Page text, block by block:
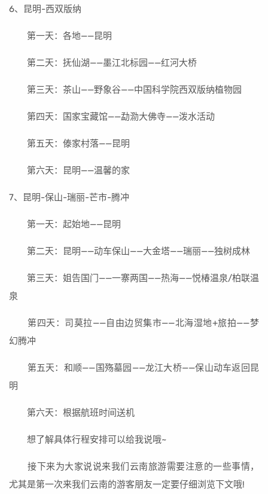
6、昆明-西双版纳
第一天：各地——昆明
第二天：抚仙湖——墨江北标园——红河大桥
第三天：茶山——野象谷——中国科学院西双版纳植物园
第四天：国家宝藏馆——勐泐大佛寺——泼水活动
第五天：傣家村落——昆明
第六天：昆明——温馨的家
7、昆明-保山-瑞丽-芒市-腾冲
第一天：起始地——昆明
第二天：昆明——动车保山——大金塔——瑞丽——独树成林
第三天：姐告国门——一寨两国——热海——悦椿温泉/柏联温
泉
第四天：司莫拉——自由边贸集市——北海湿地+旅拍——梦
幻腾冲
第五天：和顺——国殇墓园——龙江大桥——保山动车返回昆
明
第六天：根据航班时间送机
想了解具体行程安排可以给我说哦~
接下来为大家说说来我们云南旅游需要注意的一些事情，
尤其是第一次来我们云南的游客朋友一定要仔细浏览下文哦!